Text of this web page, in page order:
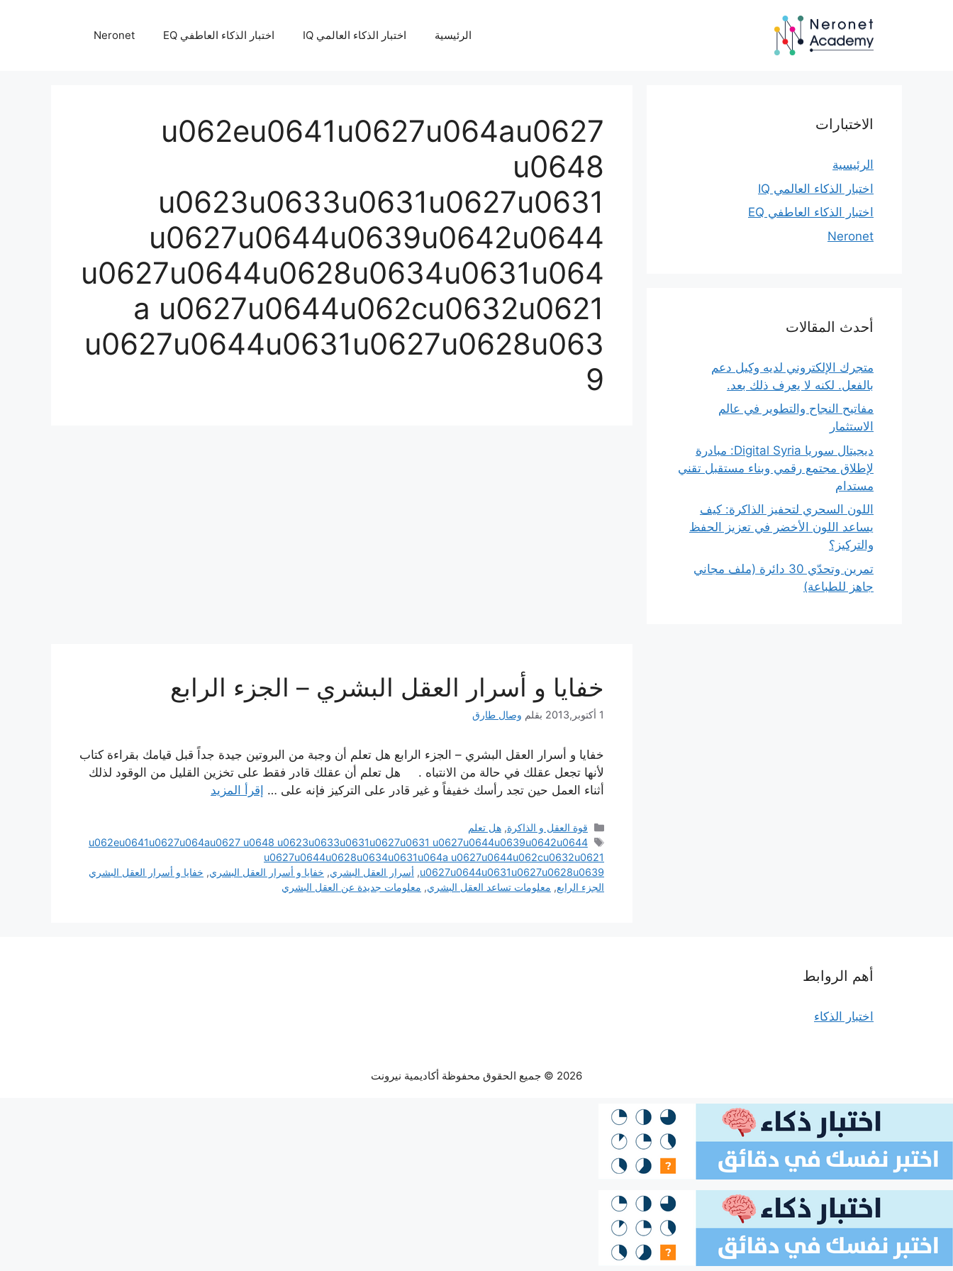
الرئيسية اختبار الذكاء العالمي IQ اختبار الذكاء العاطفي EQ Neronet
u062eu0641u0627u064au0627
u0648
u0623u0633u0631u0627u0631
u0627u0644u0639u0642u0644
u0627u0644u0628u0634u0631u064
a u0627u0644u062cu0632u0621
u0627u0644u0631u0627u0628u063
9
خفايا و أسرار العقل البشري – الجزء الرابع
1 أكتوبر,2013 بقلم وصال طارق
خفايا و أسرار العقل البشري – الجزء الرابع هل تعلم أن وجبة من البروتين جيدة جداً قبل قيامك بقراءة كتاب
لأنها تجعل عقلك في حالة من الانتباه . هل تعلم أن عقلك قادر فقط على تخزين القليل من الوقود لذلك
أثناء العمل حين تجد رأسك خفيفاً و غير قادر على التركيز فإنه على … إقرأ المزيد
التصنيفات
قوة العقل و الذاكرة,هل تعلم
الوسوم
u062eu0641u0627u064au0627 u0648 u0623u0633u0631u0627u0631 u0627u0644u0639u0642u0644
u0627u0644u0628u0634u0631u064a u0627u0644u062cu0632u0621
u0627u0644u0631u0627u0628u0639
, أسرار العقل البشري, خفايا و أسرار العقل البشري, خفايا و أسرار العقل البشري
الجزء الرابع, معلومات تساعد العقل البشري, معلومات جديدة عن العقل البشري
الاختبارات
الرئيسية
اختبار الذكاء العالمي IQ
اختبار الذكاء العاطفي EQ
Neronet
أحدث المقالات
متجرك الإلكتروني لديه وكيل دعم
بالفعل. لكنه لا يعرف ذلك بعد.
مفاتيح النجاح والتطوير في عالم
الاستثمار
ديجيتال سوريا Digital Syria: مبادرة
لإطلاق مجتمع رقمي وبناء مستقبل تقني
مستدام
اللون السحري لتحفيز الذاكرة: كيف
يساعد اللون الأخضر في تعزيز الحفظ
والتركيز؟
تمرين وتحدّي 30 دائرة (ملف مجاني
جاهز للطباعة)
أهم الروابط
اختبار الذكاء
2026 © جميع الحقوق محفوظة أكاديمية نيرونت